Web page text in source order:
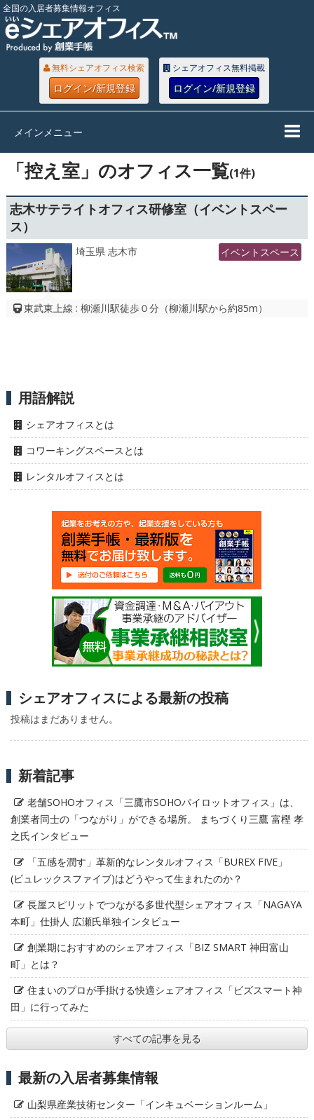
全国の入居者募集情報オフィス
無料シェアオフィス検索
ログイン/新規登録
シェアオフィス無料掲載
ログイン/新規登録
メインメニュー
「控え室」のオフィス一覧(1件)
志木サテライトオフィス研修室（イベントスペー
ス）
埼玉県 志木市 イベントスペース
東武東上線 : 柳瀬川駅徒歩０分（柳瀬川駅から約85m）
用語解説
シェアオフィスとは
コワーキングスペースとは
レンタルオフィスとは
シェアオフィスによる最新の投稿
投稿はまだありません。
新着記事
老舗SOHOオフィス「三鷹市SOHOパイロットオフィス」は、
創業者同士の「つながり」ができる場所。 まちづくり三鷹 富樫 孝
之氏インタビュー
「五感を潤す」革新的なレンタルオフィス「BUREX FIVE」
(ビュレックスファイブ)はどうやって生まれたのか？
長屋スピリットでつながる多世代型シェアオフィス「NAGAYA
本町」仕掛人 広瀬氏単独インタビュー
創業期におすすめのシェアオフィス「BIZ SMART 神田富山
町」とは？
住まいのプロが手掛ける快適シェアオフィス「ビズスマート神
田」に行ってみた
すべての記事を見る
最新の入居者募集情報
山梨県産業技術センター「インキュベーションルーム」